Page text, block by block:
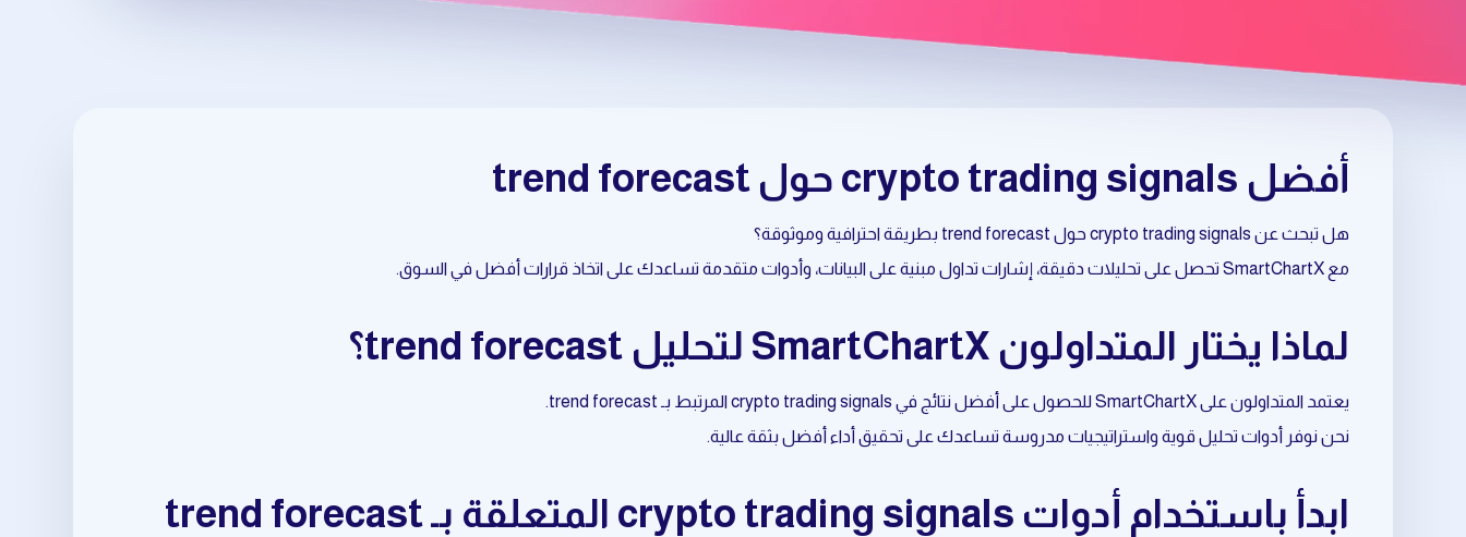
أفضل crypto trading signals حول trend forecast
هل تبحث عن crypto trading signals حول trend forecast بطريقة احترافية وموثوقة؟
مع SmartChartX تحصل على تحليلات دقيقة، إشارات تداول مبنية على البيانات، وأدوات متقدمة تساعدك على اتخاذ قرارات أفضل في السوق.
لماذا يختار المتداولون SmartChartX لتحليل trend forecast؟
يعتمد المتداولون على SmartChartX للحصول على أفضل نتائج في crypto trading signals المرتبط بـ trend forecast.
نحن نوفر أدوات تحليل قوية واستراتيجيات مدروسة تساعدك على تحقيق أداء أفضل بثقة عالية.
ابدأ باستخدام أدوات crypto trading signals المتعلقة بـ trend forecast